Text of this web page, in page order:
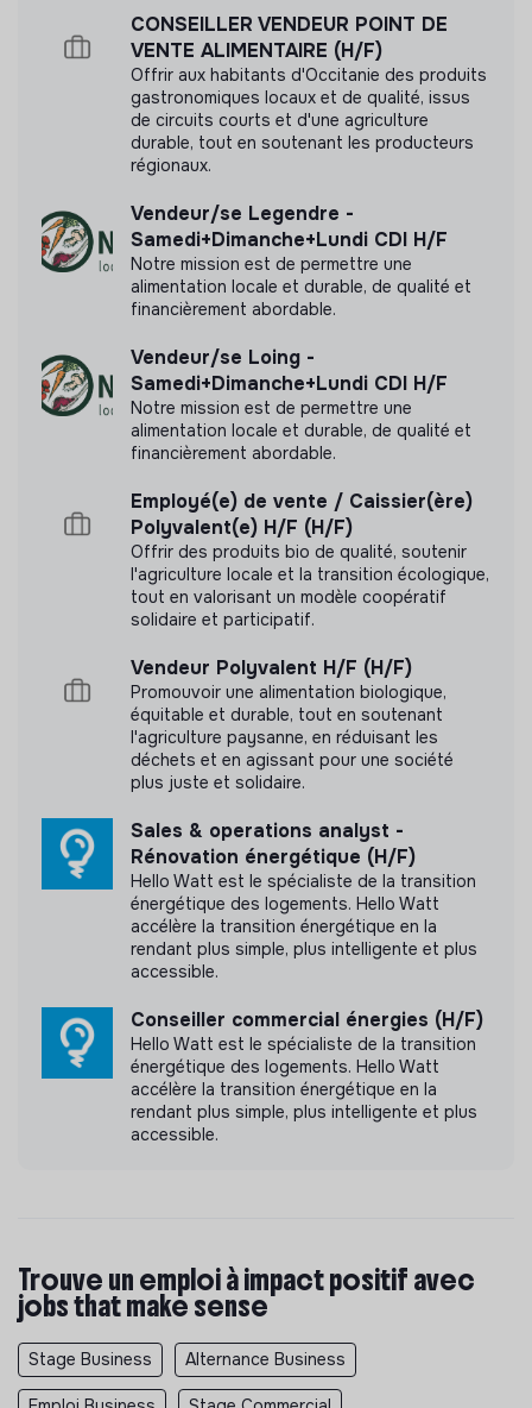
Labels et certifications
Référencé par Shift Your Job.
Adhérent du Mouvement Impact
France.
Documents
Document présentant les objectifs sociaux et
environnementaux
CONSEILLER VENDEUR POINT DE
VENTE ALIMENTAIRE (H/F)
Offrir aux habitants d'Occitanie des produits
gastronomiques locaux et de qualité, issus
de circuits courts et d'une agriculture
durable, tout en soutenant les producteurs
régionaux.
Vendeur/se Legendre -
Samedi+Dimanche+Lundi CDI H/F
Notre mission est de permettre une
alimentation locale et durable, de qualité et
financièrement abordable.
Vendeur/se Loing -
Samedi+Dimanche+Lundi CDI H/F
Notre mission est de permettre une
alimentation locale et durable, de qualité et
financièrement abordable.
Employé(e) de vente / Caissier(ère)
Polyvalent(e) H/F (H/F)
Offrir des produits bio de qualité, soutenir
l'agriculture locale et la transition écologique,
tout en valorisant un modèle coopératif
solidaire et participatif.
Vendeur Polyvalent H/F (H/F)
Promouvoir une alimentation biologique,
équitable et durable, tout en soutenant
l'agriculture paysanne, en réduisant les
déchets et en agissant pour une société
plus juste et solidaire.
Sales & operations analyst -
Rénovation énergétique (H/F)
Hello Watt est le spécialiste de la transition
énergétique des logements. Hello Watt
accélère la transition énergétique en la
rendant plus simple, plus intelligente et plus
accessible.
Conseiller commercial énergies (H/F)
Hello Watt est le spécialiste de la transition
énergétique des logements. Hello Watt
accélère la transition énergétique en la
rendant plus simple, plus intelligente et plus
accessible.
Trouve un emploi à impact positif avec
jobs that make sense
Stage Business Alternance Business